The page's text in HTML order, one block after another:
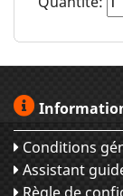
Conditions
Assistant